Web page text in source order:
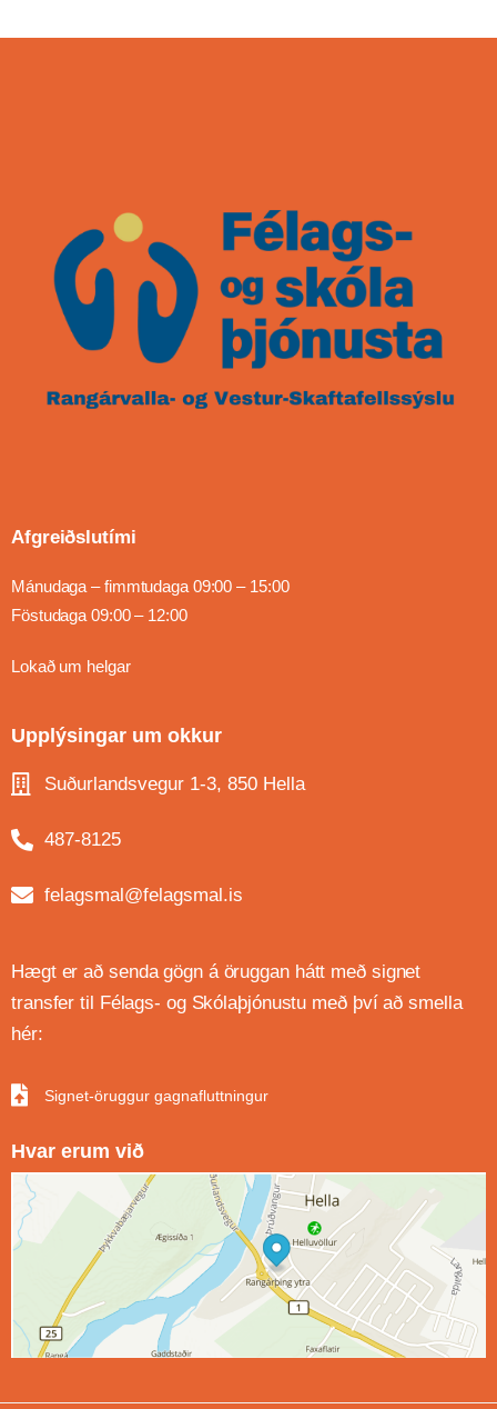
Afgreiðslutími
Mánudaga – fimmtudaga 09:00 – 15:00
Föstudaga 09:00 – 12:00
Lokað um helgar
Upplýsingar um okkur
Suðurlandsvegur 1-3, 850 Hella
487-8125
felagsmal@felagsmal.is
Hægt er að senda gögn á öruggan hátt með signet
transfer til Félags- og Skólaþjónustu með því að smella
hér:
Signet-öruggur gagnafluttningur
Hvar erum við